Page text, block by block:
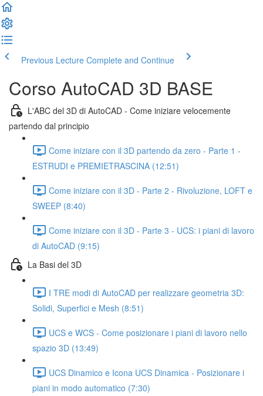
Previous Lecture Complete and Continue
Corso AutoCAD 3D BASE
L'ABC del 3D di AutoCAD - Come iniziare velocemente
partendo dal principio
Come iniziare con il 3D partendo da zero - Parte 1 -
ESTRUDI e PREMIETRASCINA (12:51)
Come iniziare con il 3D - Parte 2 - Rivoluzione, LOFT e
SWEEP (8:40)
Come iniziare con il 3D - Parte 3 - UCS: i piani di lavoro
di AutoCAD (9:15)
La Basi del 3D
I TRE modi di AutoCAD per realizzare geometria 3D:
Solidi, Superfici e Mesh (8:51)
UCS e WCS - Come posizionare i piani di lavoro nello
spazio 3D (13:49)
UCS Dinamico e Icona UCS Dinamica - Posizionare i
piani in modo automatico (7:30)